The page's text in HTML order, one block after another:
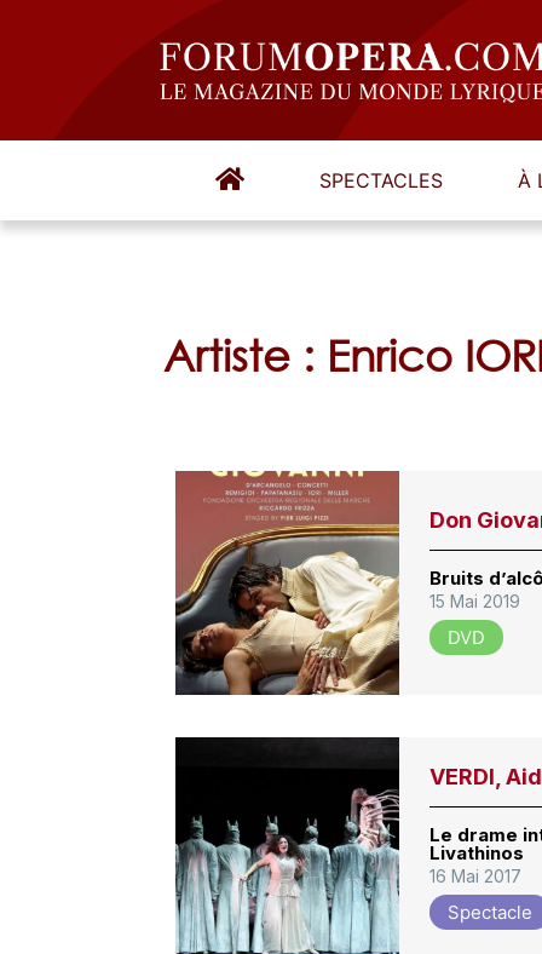
SPECTACLES À
Artiste : Enrico
Don
Bruits
15 Mai 2019
DVD
VERDI,
Le drame
Livathinos
16 Mai 2017
Spectacle